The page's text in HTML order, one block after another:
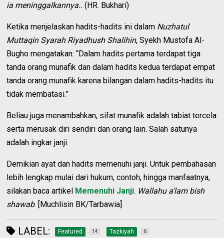
ia meninggalkannya.. (HR. Bukhari)
Ketika menjelaskan hadits-hadits ini dalam Nuzhatul
Muttaqin Syarah Riyadhush Shalihin, Syekh Mustofa Al-
Bugho mengatakan: “Dalam hadits pertama terdapat tiga
tanda orang munafik dan dalam hadits kedua terdapat empat
tanda orang munafik karena bilangan dalam hadits-hadits itu
tidak membatasi.”
Beliau juga menambahkan, sifat munafik adalah tabiat tercela
serta merusak diri sendiri dan orang lain. Salah satunya
adalah ingkar janji.
Demikian ayat dan hadits memenuhi janji. Untuk pembahasan
lebih lengkap mulai dari hukum, contoh, hingga manfaatnya,
silakan baca artikel Memenuhi Janji. Wallahu a’lam bish
shawab. [Muchlisin BK/Tarbawia]
LABEL: Featured 14 Tazkiyah 6